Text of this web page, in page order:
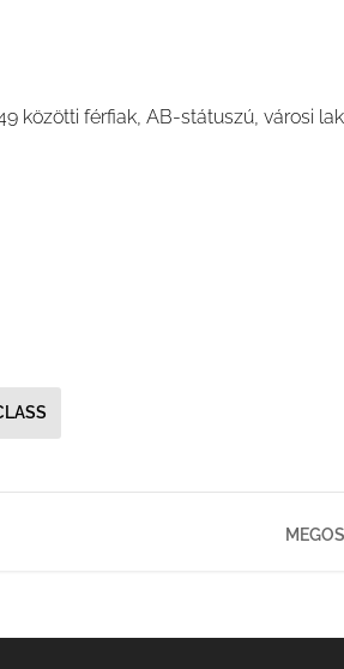
közötti férfiak, AB-státuszú, városi